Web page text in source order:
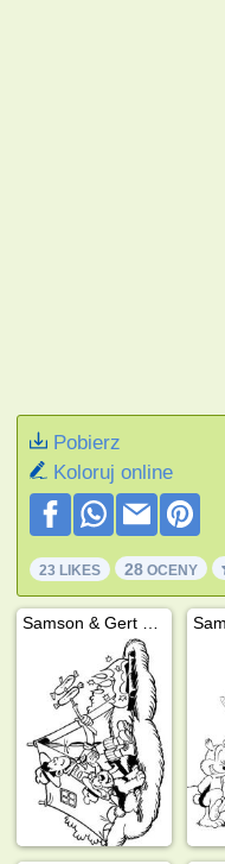
Pobierz
Koloruj online
23 LIKES 28 OCENY